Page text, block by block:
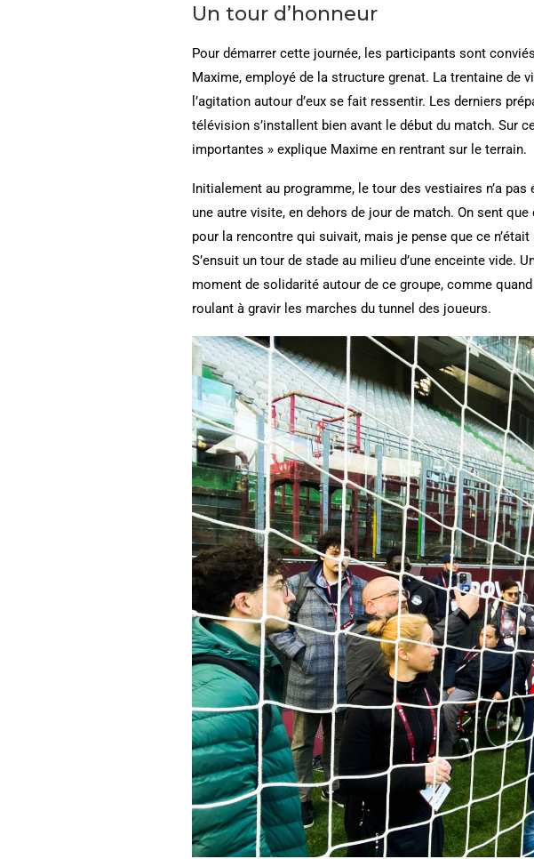
Un tour d’honneur
Pour démarrer cette journée, les participants sont
Maxime, employé de la structure grenat. La trentaine de
l’agitation autour d’eux se fait ressentir. Les derniers
télévision s’installent bien avant le début du match. Sur
importantes » explique Maxime en rentrant sur le terrain.
Initialement au programme, le tour des vestiaires n’a
une autre visite, en dehors de jour de match. On sent
pour la rencontre qui suivait, mais je pense que ce
S’ensuit un tour de stade au milieu d’une enceinte
moment de solidarité autour de ce groupe, comme
roulant à gravir les marches du tunnel des joueurs.